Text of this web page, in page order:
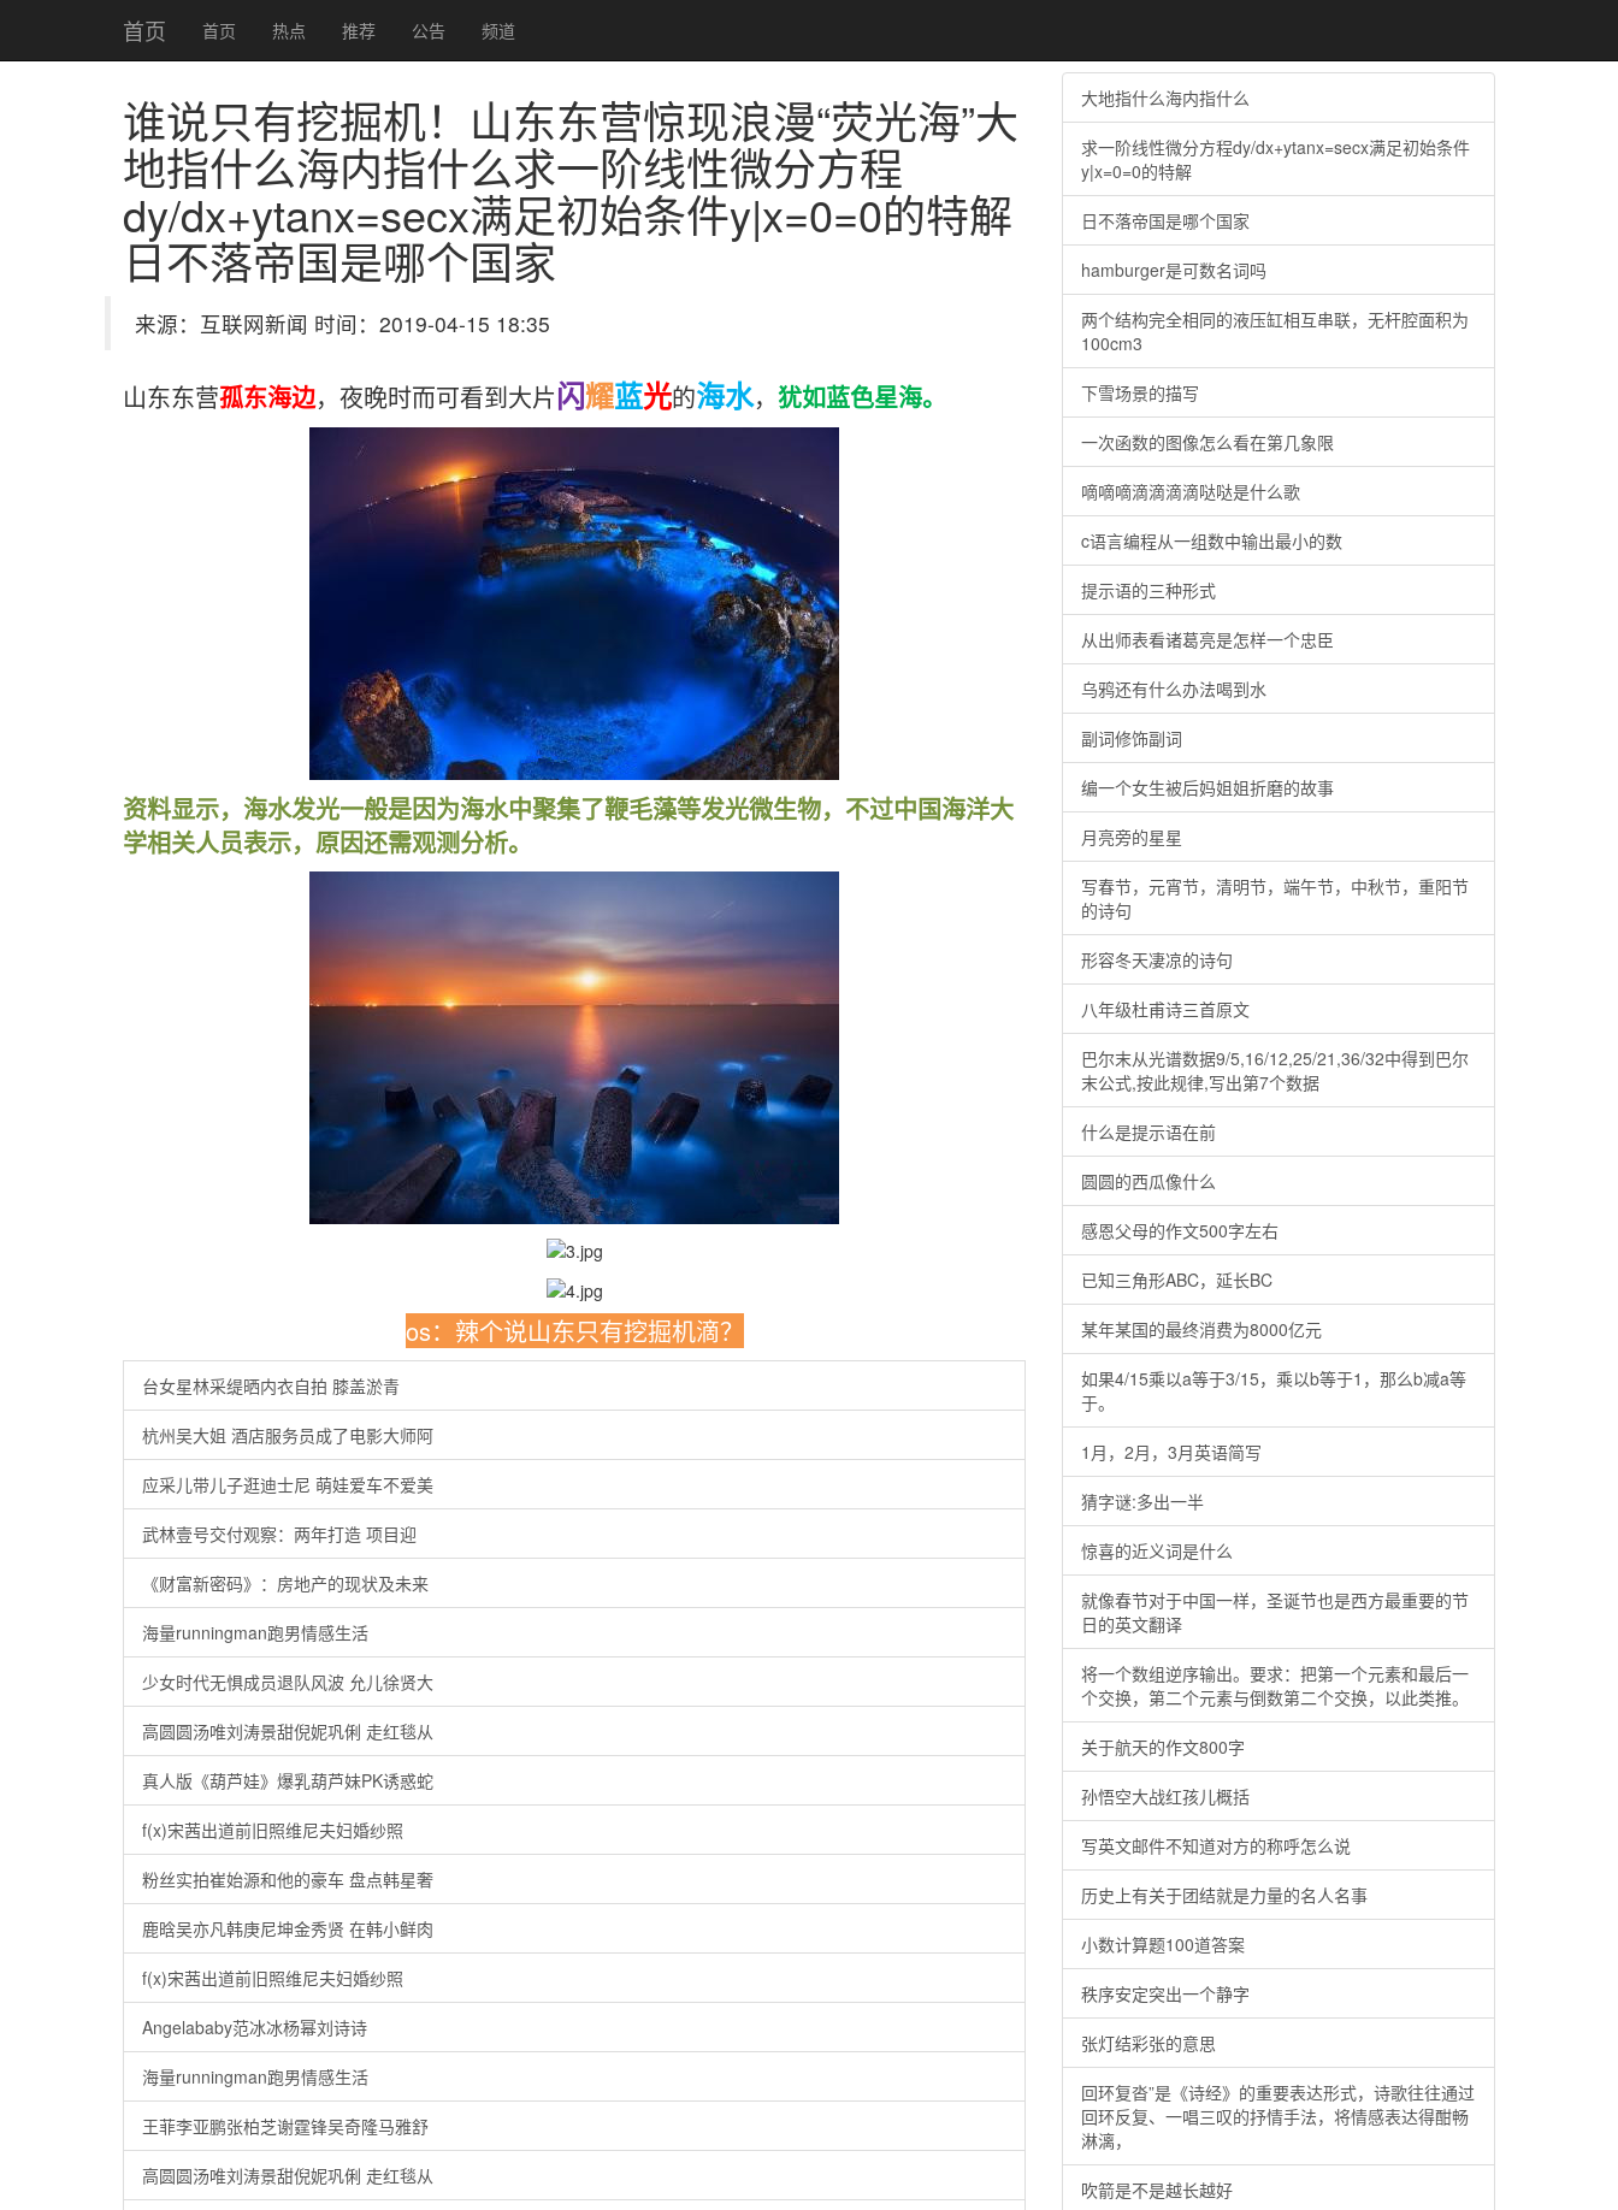
首页 首页 热点 推荐 公告 频道
谁说只有挖掘机！山东东营惊现浪漫“荧光海”大
地指什么海内指什么求一阶线性微分方程
dy/dx+ytanx=secx满足初始条件y|x=0=0的特解
日不落帝国是哪个国家
来源：互联网新闻 时间：2019-04-15 18:35
山东东营孤东海边，夜晚时而可看到大片闪耀蓝光的海水， 犹如蓝色星海。
资料显示，海水发光一般是因为海水中聚集了鞭毛藻等发光微生物，不过中国海洋大
学相关人员表示，原因还需观测分析。
os：辣个说山东只有挖掘机滴？
台女星林采缇晒内衣自拍 膝盖淤青
杭州吴大姐 酒店服务员成了电影大师阿
应采儿带儿子逛迪士尼 萌娃爱车不爱美
武林壹号交付观察：两年打造 项目迎
《财富新密码》：房地产的现状及未来
海量runningman跑男情感生活
少女时代无惧成员退队风波 允儿徐贤大
高圆圆汤唯刘涛景甜倪妮巩俐 走红毯从
真人版《葫芦娃》爆乳葫芦妹PK诱惑蛇
f(x)宋茜出道前旧照维尼夫妇婚纱照
粉丝实拍崔始源和他的豪车 盘点韩星奢
鹿晗吴亦凡韩庚尼坤金秀贤 在韩小鲜肉
f(x)宋茜出道前旧照维尼夫妇婚纱照
Angelababy范冰冰杨幂刘诗诗
海量runningman跑男情感生活
王菲李亚鹏张柏芝谢霆锋吴奇隆马雅舒
高圆圆汤唯刘涛景甜倪妮巩俐 走红毯从
大地指什么海内指什么
求一阶线性微分方程dy/dx+ytanx=secx满足初始条件
y|x=0=0的特解
日不落帝国是哪个国家
hamburger是可数名词吗
两个结构完全相同的液压缸相互串联，无杆腔面积为
100cm3
下雪场景的描写
一次函数的图像怎么看在第几象限
嘀嘀嘀滴滴滴滴哒哒是什么歌
c语言编程从一组数中输出最小的数
提示语的三种形式
从出师表看诸葛亮是怎样一个忠臣
乌鸦还有什么办法喝到水
副词修饰副词
编一个女生被后妈姐姐折磨的故事
月亮旁的星星
写春节，元宵节，清明节，端午节，中秋节，重阳节
的诗句
形容冬天凄凉的诗句
八年级杜甫诗三首原文
巴尔末从光谱数据9/5,16/12,25/21,36/32中得到巴尔
末公式,按此规律,写出第7个数据
什么是提示语在前
圆圆的西瓜像什么
感恩父母的作文500字左右
已知三角形ABC，延长BC
某年某国的最终消费为8000亿元
如果4/15乘以a等于3/15，乘以b等于1，那么b减a等
于。
1月，2月，3月英语简写
猜字谜:多出一半
惊喜的近义词是什么
就像春节对于中国一样，圣诞节也是西方最重要的节
日的英文翻译
将一个数组逆序输出。要求：把第一个元素和最后一
个交换，第二个元素与倒数第二个交换，以此类推。
关于航天的作文800字
孙悟空大战红孩儿概括
写英文邮件不知道对方的称呼怎么说
历史上有关于团结就是力量的名人名事
小数计算题100道答案
秩序安定突出一个静字
张灯结彩张的意思
回环复沓”是《诗经》的重要表达形式，诗歌往往通过
回环反复、一唱三叹的抒情手法，将情感表达得酣畅
淋漓，
吹箭是不是越长越好